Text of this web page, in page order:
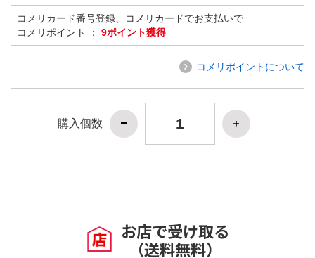
コメリカード番号登録、コメリカードでお支払いで
コメリポイント ： 9ポイント獲得
コメリポイントについて
購入個数
お店で受け取る
（送料無料）